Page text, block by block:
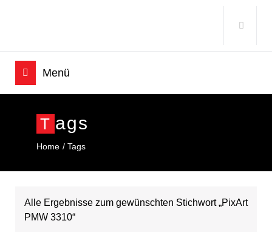
T Ags
Home Tags
Alle Ergebnisse zum gewünschten Stichwort „PixArt
PMW 3310“